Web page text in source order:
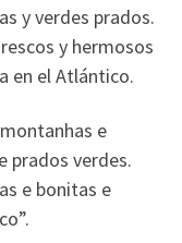
y verdes prados.
y hermosos
en el Atlántico.
e
prados verdes.
e bonitas e